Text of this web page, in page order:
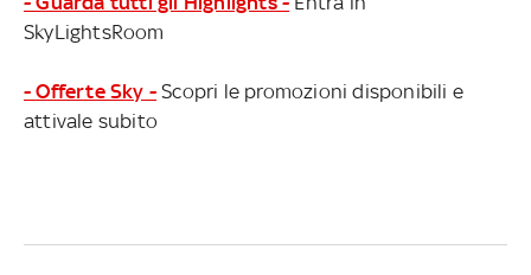
SkyLightsRoom
- Offerte Sky - Scopri le promozioni disponibili e
attivale subito